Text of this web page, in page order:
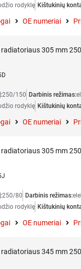
rodyklę Kištukinių
OE numeriai
305 mm
250/150 Darbinis režimas:
rodyklę Kištukinių
OE numeriai
305 mm
250/80 Darbinis režimas:
rodyklę Kištukinių
OE numeriai
345 mm